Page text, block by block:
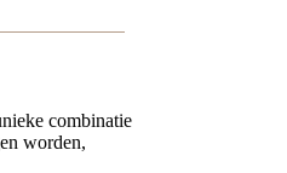
combinatie
worden,